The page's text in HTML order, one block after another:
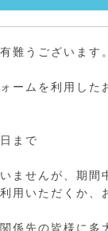
難うございます。
ームを利用した
まで
ませんが、期
用いただくか
係先の皆様に